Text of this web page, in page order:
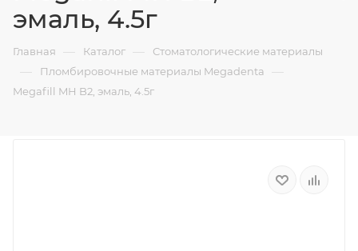
эмаль, 4.5г
Главная — Каталог — Стоматологические материалы
— Пломбировочные материалы Megadenta —
Megafill MH B2, эмаль, 4.5г